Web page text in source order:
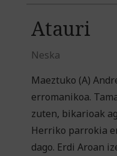
Atauri
Neska
Maeztuko (A)
erromanikoa.
zuten, bikarioak
Herriko parrokia
dago. Erdi Aroan